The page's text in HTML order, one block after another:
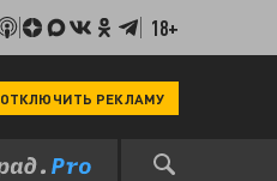
18+
ОТКЛЮЧИТЬ РЕКЛАМУ